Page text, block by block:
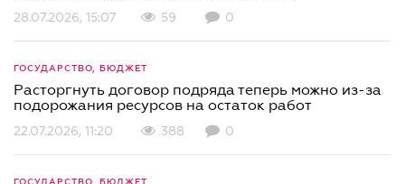
28.07.2026, 15:07 59 0
ГОСУДАРСТВО, БЮДЖЕТ
Расторгнуть договор подряда теперь можно из-за
подорожания ресурсов на остаток работ
22.07.2026, 11:20 388 0
ГОСУДАРСТВО, БЮДЖЕТ